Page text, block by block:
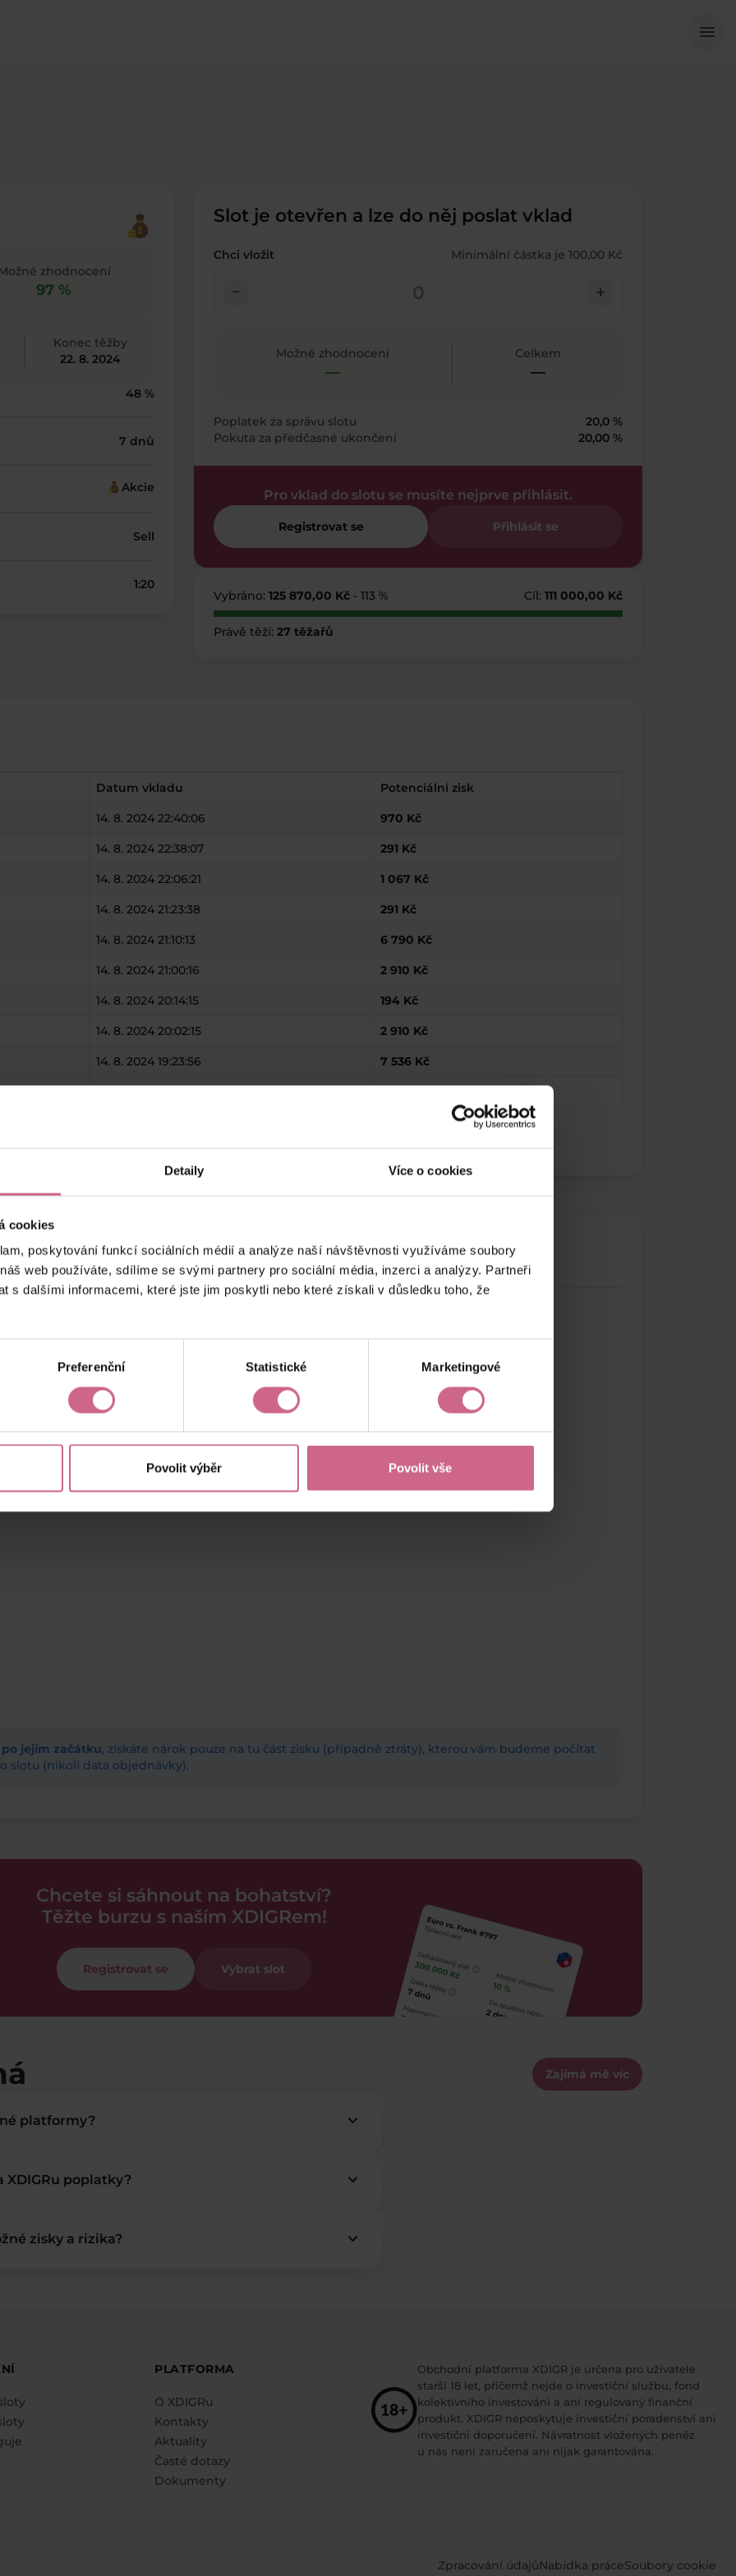
Detaily Více o cookies
cookies
poskytování funkcí sociálních médií a analýze naší návštěvnosti využíváme soubory
web používáte, sdílíme se svými partnery pro sociální média, inzerci a analýzy. Partneři
s dalšími informacemi, které jste jim poskytli nebo které získali v důsledku toho, že
Preferenční Statistické Marketingové
Povolit výběr Povolit vše
menu
Možné zhodnocení
97 %
Konec těžby
22. 8. 2024
48 %
7 dnů
Akcie
Sell
1:20
Slot je otevřen a lze do něj poslat vklad
Chci vložit Minimální částka je 100,00 Kč
check_indeterminate_small add
Možné zhodnocení
—
Celkem
—
Poplatek za správu slotu
20,0 %
Pokuta za předčasné ukončení
20,00 %
Pro vklad do slotu se musíte nejprve přihlásit.
Registrovat se Přihlásit se
Vybráno: 125 870,00 Kč - 113 % Cíl: 111 000,00 Kč
Právě těží: 27 těžařů
Datum vkladu Potenciální zisk
14. 8. 2024 22:40:06 970 Kč
14. 8. 2024 22:38:07 291 Kč
14. 8. 2024 22:06:21 1 067 Kč
14. 8. 2024 21:23:38 291 Kč
14. 8. 2024 21:10:13 6 790 Kč
14. 8. 2024 21:00:16 2 910 Kč
14. 8. 2024 20:14:15 194 Kč
14. 8. 2024 20:02:15 2 910 Kč
14. 8. 2024 19:23:56 7 536 Kč
jejím začátku, získáte nárok pouze na tu část zisku (případně ztráty), kterou vám budeme počítat
slotu (nikoli data objednávky).
Chcete si sáhnout na bohatství?
Těžte burzu s naším XDIGRem!
Registrovat se Vybrat slot
Zajímá mě víc
platformy? keyboard_arrow_down
XDIGRu poplatky? keyboard_arrow_down
zisky a rizika? keyboard_arrow_down
PLATFORMA
O XDIGRu
Kontakty
Aktuality
Časté dotazy
Dokumenty
Obchodní platforma XDIGR je určena pro uživatele
starší 18 let, přičemž nejde o investiční službu, fond
kolektivního investování a ani regulovaný finanční
produkt. XDIGR neposkytuje investiční poradenství ani
investiční doporučení. Návratnost vložených peněz
u nás není zaručena ani nijak garantována.
Zpracování údajůNabídka práceSoubory cookie